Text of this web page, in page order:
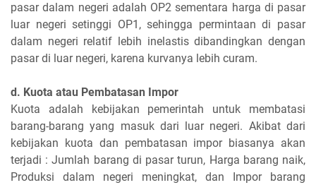
pasar dalam negeri adalah OP2 sementara harga di pasar
luar negeri setinggi OP1, sehingga permintaan di pasar
dalam negeri relatif lebih inelastis dibandingkan dengan
pasar di luar negeri, karena kurvanya lebih curam.
d. Kuota atau Pembatasan Impor
Kuota adalah kebijakan pemerintah untuk membatasi
barang-barang yang masuk dari luar negeri. Akibat dari
kebijakan kuota dan pembatasan impor biasanya akan
terjadi : Jumlah barang di pasar turun, Harga barang naik,
Produksi dalam negeri meningkat, dan Impor barang